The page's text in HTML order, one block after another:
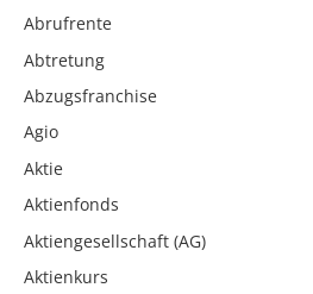
Abrufrente
Abtretung
Abzugsfranchise
Agio
Aktie
Aktienfonds
Aktiengesellschaft (AG)
Aktienkurs